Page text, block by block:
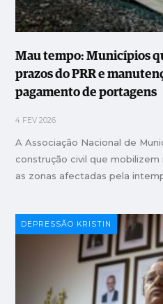
Mau tempo: Municípios
prazos do PRR e
pagamento de portagens
4 FEV 2026
A Associação Nacional de
construção civil que
as zonas afectadas pela
DEPRESSÃO KRISTIN